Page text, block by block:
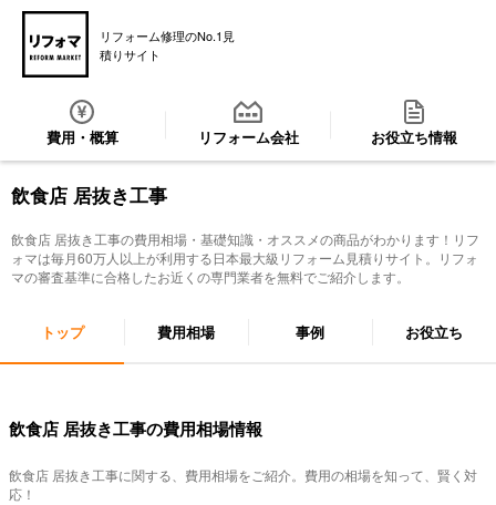
リフォーム修理のNo.1見
積りサイト
費用・概算 リフォーム会社 お役立ち情報
飲食店 居抜き工事
飲食店 居抜き工事の費用相場・基礎知識・オススメの商品がわかります！リフ
ォマは毎月60万人以上が利用する日本最大級リフォーム見積りサイト。リフォ
マの審査基準に合格したお近くの専門業者を無料でご紹介します。
トップ 費用相場 事例 お役立ち
飲食店 居抜き工事の費用相場情報
飲食店 居抜き工事に関する、費用相場をご紹介。費用の相場を知って、賢く対
応！